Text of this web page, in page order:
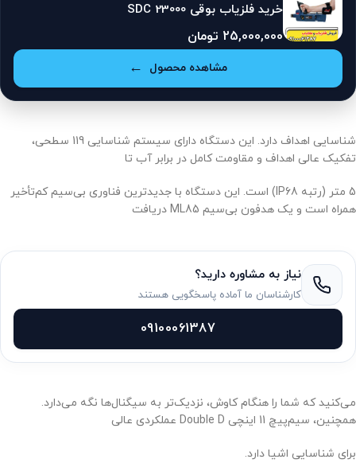
خرید فلزیاب بوقی SDC 23000
25,000,000 تومان
مشاهده محصول
شناسایی اهداف دارد. این دستگاه دارای سیستم شناسایی 119 سطحی،
تفکیک عالی اهداف و مقاومت کامل در برابر آب تا
5 متر (رتبه IP68) است. این دستگاه با جدیدترین فناوری بی‌سیم کم‌تأخیر
همراه است و یک هدفون بی‌سیم ML85 دریافت
نیاز به مشاوره دارید؟
کارشناسان ما آماده پاسخگویی هستند
09100061387
می‌کنید که شما را هنگام کاوش، نزدیک‌تر به سیگنال‌ها نگه می‌دارد.
همچنین، سیم‌پیچ 11 اینچی Double D عملکردی عالی
برای شناسایی اشیا دارد.